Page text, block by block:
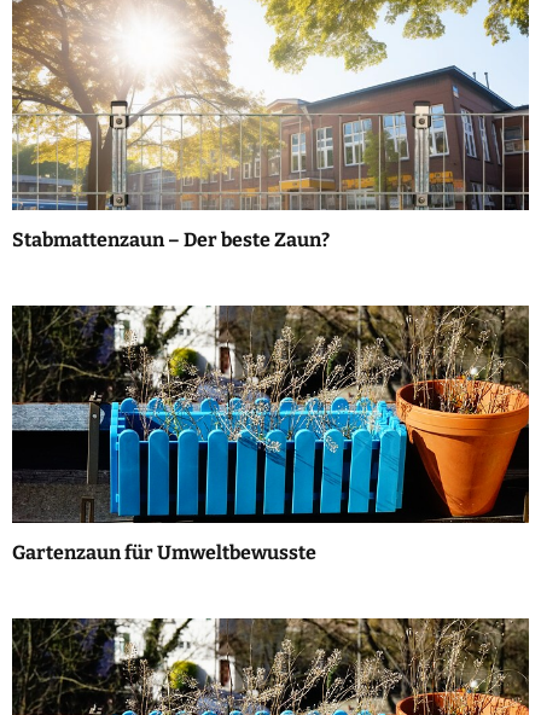
Stabmattenzaun – Der beste Zaun?
Gartenzaun für Umweltbewusste